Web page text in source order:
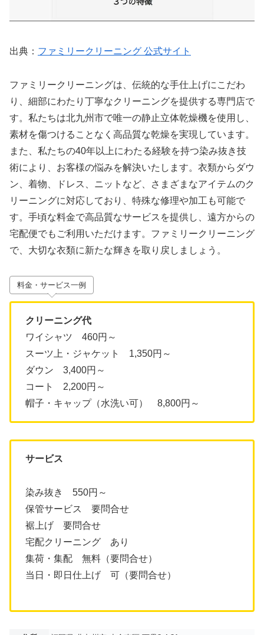
出典： ファミリークリーニング 公式サイト
ファミリークリーニングは、伝統的な手仕上げにこだわ
り、細部にわたり丁寧なクリーニングを提供する専門店で
す。私たちは北九州市で唯一の静止立体乾燥機を使用し、
素材を傷つけることなく高品質な乾燥を実現しています。
また、私たちの40年以上にわたる経験を持つ染み抜き技
術により、お客様の悩みを解決いたします。衣類からダウ
ン、着物、ドレス、ニットなど、さまざまなアイテムのク
リーニングに対応しており、特殊な修理や加工も可能で
す。手頃な料金で高品質なサービスを提供し、遠方からの
宅配便でもご利用いただけます。ファミリークリーニング
で、大切な衣類に新たな輝きを取り戻しましょう。
料金・サービス一例
クリーニング代
ワイシャツ 460円～
スーツ上・ジャケット 1,350円～
ダウン 3,400円～
コート 2,200円～
帽子・キャップ（水洗い可） 8,800円～
サービス
染み抜き 550円～
保管サービス 要問合せ
裾上げ 要問合せ
宅配クリーニング あり
集荷・集配 無料（要問合せ）
当日・即日仕上げ 可（要問合せ）